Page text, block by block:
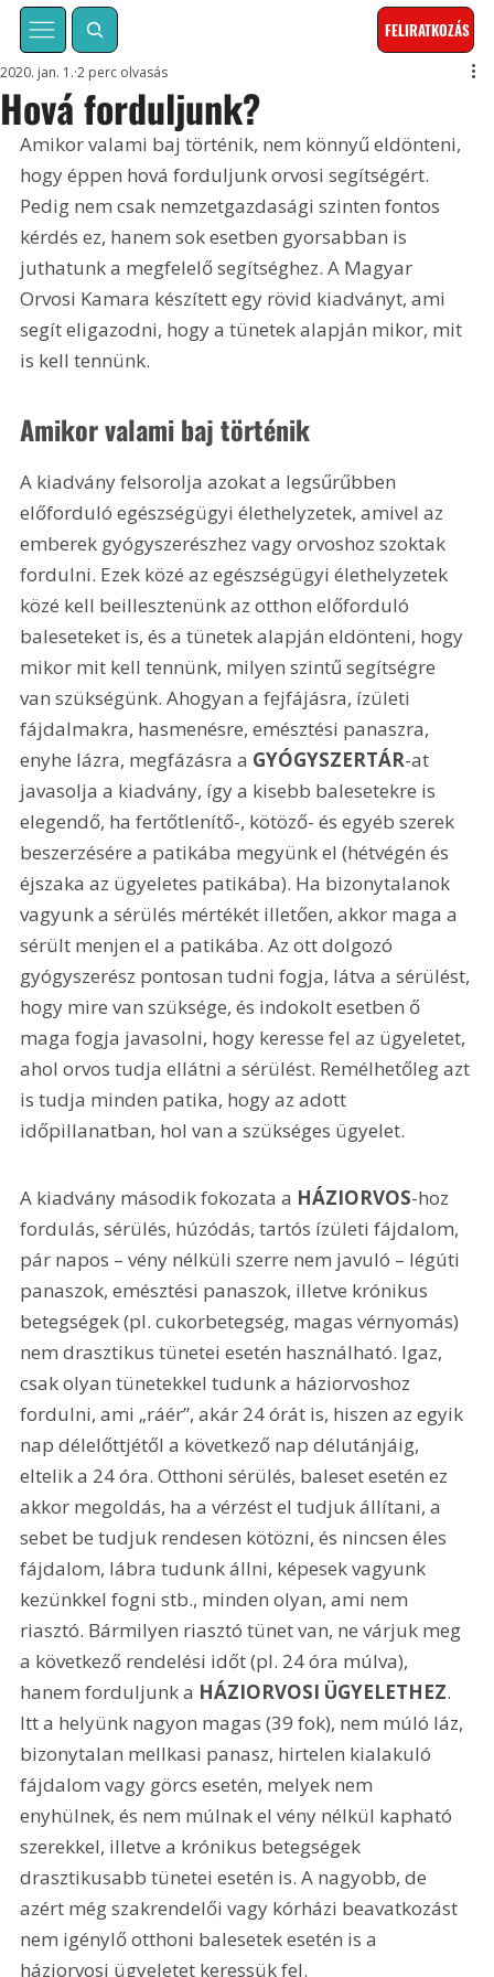
FELIRATKOZÁS
Hová forduljunk?
2020. jan. 1. 2 perc olvasás
Amikor valami baj történik, nem könnyű eldönteni,
hogy éppen hová forduljunk orvosi segítségért.
Pedig nem csak nemzetgazdasági szinten fontos
kérdés ez, hanem sok esetben gyorsabban is
juthatunk a megfelelő segítséghez. A Magyar
Orvosi Kamara készített egy rövid kiadványt, ami
segít eligazodni, hogy a tünetek alapján mikor, mit
is kell tennünk.
Amikor valami baj történik
A kiadvány felsorolja azokat a legsűrűbben
előforduló egészségügyi élethelyzetek, amivel az
emberek gyógyszerészhez vagy orvoshoz szoktak
fordulni. Ezek közé az egészségügyi élethelyzetek
közé kell beillesztenünk az otthon előforduló
baleseteket is, és a tünetek alapján eldönteni, hogy
mikor mit kell tennünk, milyen szintű segítségre
van szükségünk. Ahogyan a fejfájásra, ízületi
fájdalmakra, hasmenésre, emésztési panaszra,
enyhe lázra, megfázásra a GYÓGYSZERTÁR-at
javasolja a kiadvány, így a kisebb balesetekre is
elegendő, ha fertőtlenítő-, kötöző- és egyéb szerek
beszerzésére a patikába megyünk el (hétvégén és
éjszaka az ügyeletes patikába). Ha bizonytalanok
vagyunk a sérülés mértékét illetően, akkor maga a
sérült menjen el a patikába. Az ott dolgozó
gyógyszerész pontosan tudni fogja, látva a sérülést,
hogy mire van szüksége, és indokolt esetben ő
maga fogja javasolni, hogy keresse fel az ügyeletet,
ahol orvos tudja ellátni a sérülést. Remélhetőleg azt
is tudja minden patika, hogy az adott
időpillanatban, hol van a szükséges ügyelet.
A kiadvány második fokozata a HÁZIORVOS-hoz
fordulás, sérülés, húzódás, tartós ízületi fájdalom,
pár napos – vény nélküli szerre nem javuló – légúti
panaszok, emésztési panaszok, illetve krónikus
betegségek (pl. cukorbetegség, magas vérnyomás)
nem drasztikus tünetei esetén használható. Igaz,
csak olyan tünetekkel tudunk a háziorvoshoz
fordulni, ami „ráér”, akár 24 órát is, hiszen az egyik
nap délelőttjétől a következő nap délutánjáig,
eltelik a 24 óra. Otthoni sérülés, baleset esetén ez
akkor megoldás, ha a vérzést el tudjuk állítani, a
sebet be tudjuk rendesen kötözni, és nincsen éles
fájdalom, lábra tudunk állni, képesek vagyunk
kezünkkel fogni stb., minden olyan, ami nem
riasztó. Bármilyen riasztó tünet van, ne várjuk meg
a következő rendelési időt (pl. 24 óra múlva),
hanem forduljunk a HÁZIORVOSI ÜGYELETHEZ.
Itt a helyünk nagyon magas (39 fok), nem múló láz,
bizonytalan mellkasi panasz, hirtelen kialakuló
fájdalom vagy görcs esetén, melyek nem
enyhülnek, és nem múlnak el vény nélkül kapható
szerekkel, illetve a krónikus betegségek
drasztikusabb tünetei esetén is. A nagyobb, de
azért még szakrendelői vagy kórházi beavatkozást
nem igénylő otthoni balesetek esetén is a
háziorvosi ügyeletet keressük fel.